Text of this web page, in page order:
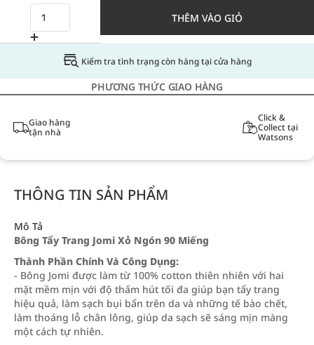
THÊM VÀO GIỎ
Kiểm tra tình trạng còn hàng tại cửa hàng
PHƯƠNG THỨC GIAO HÀNG
Giao hàng
tận nhà
Click &
Collect tại
Watsons
THÔNG TIN SẢN PHẨM
Mô Tả
Bông Tẩy Trang Jomi Xỏ Ngón 90 Miếng
Thành Phần Chính Và Công Dụng:
- Bông Jomi được làm từ 100% cotton thiên nhiên với hai
mặt mềm mịn với độ thấm hút tối đa giúp bạn tẩy trang
hiệu quả, làm sạch bụi bẩn trên da và những tế bào chết,
làm thoáng lỗ chân lông, giúp da sạch sẽ sáng mịn màng
một cách tự nhiên.